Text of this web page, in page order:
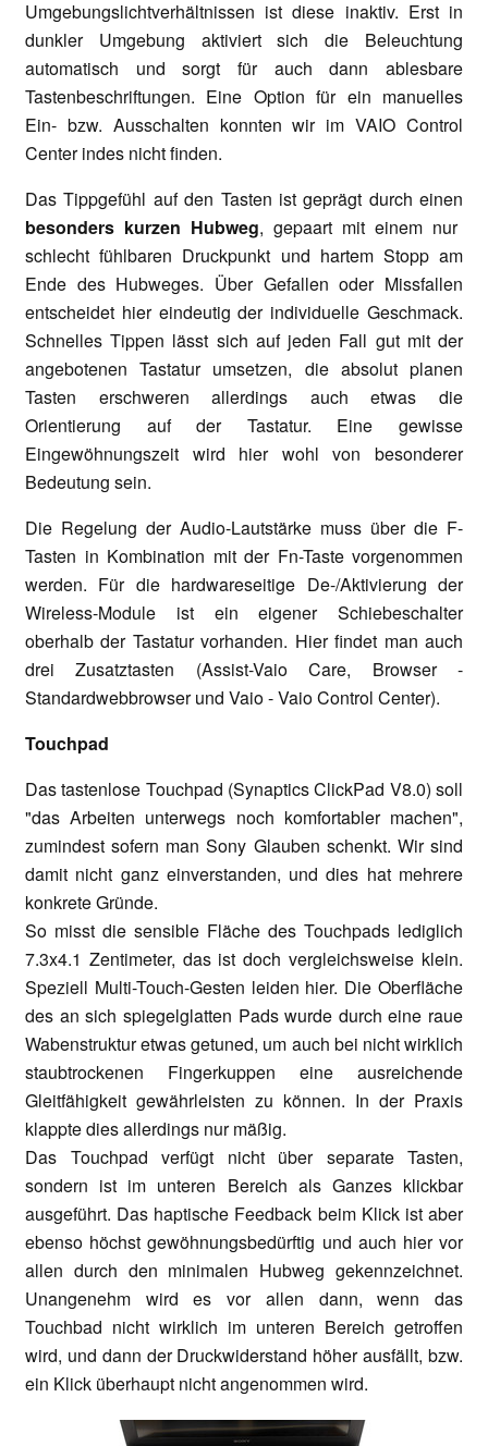
Umgebungslichtverhältnissen ist diese inaktiv. Erst in
dunkler Umgebung aktiviert sich die Beleuchtung
automatisch und sorgt für auch dann ablesbare
Tastenbeschriftungen. Eine Option für ein manuelles
Ein- bzw. Ausschalten konnten wir im VAIO Control
Center indes nicht finden.
Das Tippgefühl auf den Tasten ist geprägt durch einen
besonders kurzen Hubweg, gepaart mit einem nur
schlecht fühlbaren Druckpunkt und hartem Stopp am
Ende des Hubweges. Über Gefallen oder Missfallen
entscheidet hier eindeutig der individuelle Geschmack.
Schnelles Tippen lässt sich auf jeden Fall gut mit der
angebotenen Tastatur umsetzen, die absolut planen
Tasten erschweren allerdings auch etwas die
Orientierung auf der Tastatur. Eine gewisse
Eingewöhnungszeit wird hier wohl von besonderer
Bedeutung sein.
Die Regelung der Audio-Lautstärke muss über die F-
Tasten in Kombination mit der Fn-Taste vorgenommen
werden. Für die hardwareseitige De-/Aktivierung der
Wireless-Module ist ein eigener Schiebeschalter
oberhalb der Tastatur vorhanden. Hier findet man auch
drei Zusatztasten (Assist-Vaio Care, Browser -
Standardwebbrowser und Vaio - Vaio Control Center).
Touchpad
Das tastenlose Touchpad (Synaptics ClickPad V8.0) soll
"das Arbeiten unterwegs noch komfortabler machen",
zumindest sofern man Sony Glauben schenkt. Wir sind
damit nicht ganz einverstanden, und dies hat mehrere
konkrete Gründe.
So misst die sensible Fläche des Touchpads lediglich
7.3x4.1 Zentimeter, das ist doch vergleichsweise klein.
Speziell Multi-Touch-Gesten leiden hier. Die Oberfläche
des an sich spiegelglatten Pads wurde durch eine raue
Wabenstruktur etwas getuned, um auch bei nicht wirklich
staubtrockenen Fingerkuppen eine ausreichende
Gleitfähigkeit gewährleisten zu können. In der Praxis
klappte dies allerdings nur mäßig.
Das Touchpad verfügt nicht über separate Tasten,
sondern ist im unteren Bereich als Ganzes klickbar
ausgeführt. Das haptische Feedback beim Klick ist aber
ebenso höchst gewöhnungsbedürftig und auch hier vor
allen durch den minimalen Hubweg gekennzeichnet.
Unangenehm wird es vor allen dann, wenn das
Touchbad nicht wirklich im unteren Bereich getroffen
wird, und dann der Druckwiderstand höher ausfällt, bzw.
ein Klick überhaupt nicht angenommen wird.